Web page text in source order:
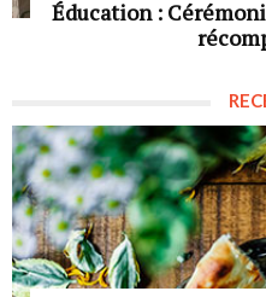
Éducation :